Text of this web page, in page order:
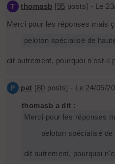
T thomasb [95 posts] - Le
Merci pour les réponses mais
peloton spécialisé de
dit autrement, pourquoi n'est-il
P pat [80 posts] - Le 24/05/
thomasb a dit :
Merci pour les réponses
peloton spécialisé
dit autrement, pourquoi